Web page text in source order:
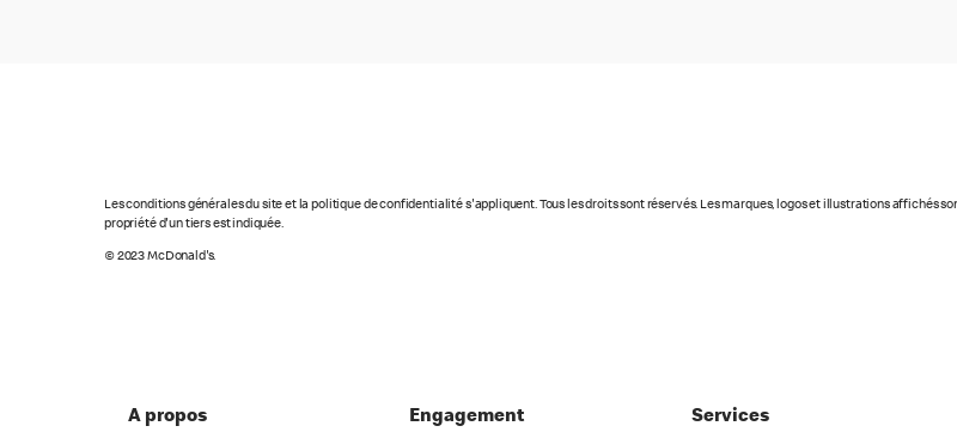
Les conditions générales du site et la politique de confidentialité s'appliquent. Tous les droits sont réservés. Les marques, logos et illustrations affichés
propriété d'un tiers est indiquée.
© 2023 McDonald's.
A propos Engagement Services